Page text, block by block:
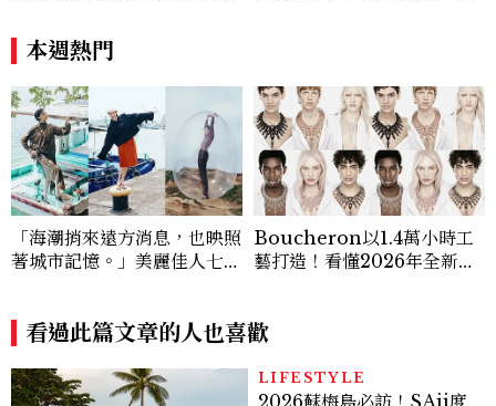
＋夢幻打卡攻略
本週熱門
「海潮捎來遠方消息，也映照
著城市記憶。」美麗佳人七月
Boucheron以1.4萬小時工
藝打造！看懂2026年全新高
看過此篇文章的人也喜歡
LIFESTYLE